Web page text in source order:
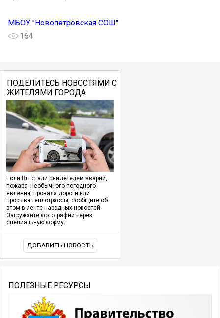
МБОУ "Новопетровская СОШ"
164
ПОДЕЛИТЕСЬ НОВОСТЯМИ С
ЖИТЕЛЯМИ ГОРОДА
Если Вы стали свидетелем аварии,
пожара, необычного погодного
явления, провала дороги или
прорыва теплотрассы, сообщите об
этом в ленте народных новостей.
Загружайте фотографии через
специальную форму.
ДОБАВИТЬ НОВОСТЬ
ПОЛЕЗНЫЕ РЕСУРСЫ